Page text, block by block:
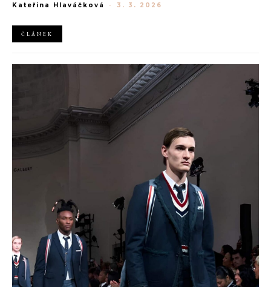
herečka Julia Garner. Chanel láká na ikonické první sportovní
modely tenisek.
Kateřina Hlaváčková - 3. 3. 2026
ČLÁNEK